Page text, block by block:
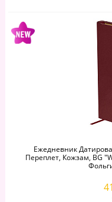
Ежедневник
Переплет, Кожзам, BG